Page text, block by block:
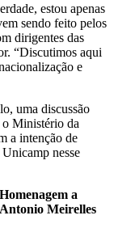
estou apenas
sendo feito pelos
dirigentes das
“Discutimos aqui
e
uma discussão
o Ministério da
a intenção de
nesse
Homenagem a
Antonio Meirelles